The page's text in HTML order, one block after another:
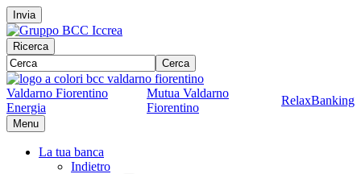
Invia
Ricerca
Cerca
Valdarno Fiorentino
Energia
Mutua Valdarno
Fiorentino
RelaxBanking
Menu
La tua banca
Indietro